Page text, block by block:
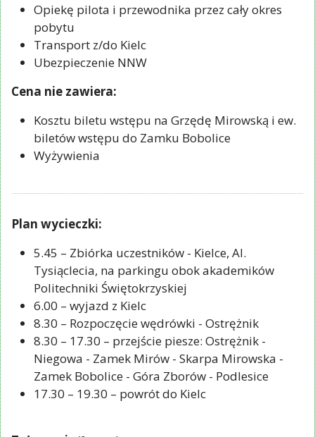
Opiekę pilota i przewodnika przez cały okres
pobytu
Transport z/do Kielc
Ubezpieczenie NNW
Cena nie zawiera:
Kosztu biletu wstępu na Grzędę Mirowską i ew.
biletów wstępu do Zamku Bobolice
Wyżywienia
Plan wycieczki:
5.45 – Zbiórka uczestników - Kielce, Al.
Tysiąclecia, na parkingu obok akademików
Politechniki Świętokrzyskiej
6.00 – wyjazd z Kielc
8.30 – Rozpoczęcie wędrówki - Ostrężnik
8.30 – 17.30 – przejście piesze: Ostrężnik -
Niegowa - Zamek Mirów - Skarpa Mirowska -
Zamek Bobolice - Góra Zborów - Podlesice
17.30 – 19.30 – powrót do Kielc